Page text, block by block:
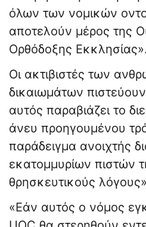
όλων των νομικών
αποτελούν μέρος της
Ορθόδοξης Εκκλησίας».
Οι ακτιβιστές των
δικαιωμάτων
αυτός παραβιάζει το
άνευ προηγουμένου
παράδειγμα ανοιχτής
εκατομμυρίων πιστών
θρησκευτικούς
«Εάν αυτός ο νόμος